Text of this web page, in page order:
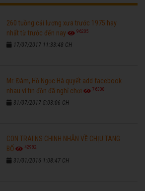
260 tuồng cải lương xưa trước 1975 hay
nhất từ trước đến nay
96205
17/07/2017 11:33:48 CH
Mr. Đàm, Hồ Ngọc Hà quyết add facebook
nhau vì tin đồn đã nghỉ chơi
76308
31/07/2017 5:03:06 CH
CON TRAI NS CHINH NHẪN VỀ CHỊU TANG
BỐ
42982
31/01/2016 1:08:47 CH